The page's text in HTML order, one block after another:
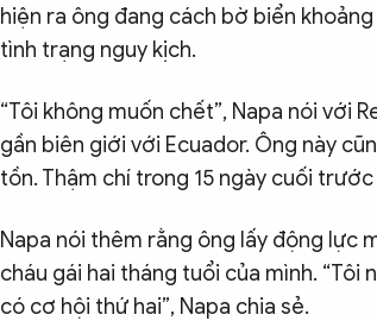
hiện ra ông đang cách bờ biển
tình trạng nguy kịch.
“Tôi không muốn chết”, Napa nói với
gần biên giới với Ecuador. Ông này
tồn. Thậm chí trong 15 ngày cuối
Napa nói thêm rằng ông lấy động lực
cháu gái hai tháng tuổi của mình. “Tôi
có cơ hội thứ hai”, Napa chia sẻ.